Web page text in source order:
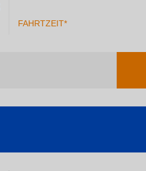
FAHRTZEIT*